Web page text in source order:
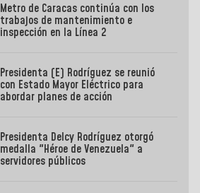
Metro de Caracas continúa con los
trabajos de mantenimiento e
inspección en la Línea 2
Presidenta (E) Rodríguez se reunió
con Estado Mayor Eléctrico para
abordar planes de acción
Presidenta Delcy Rodríguez otorgó
medalla "Héroe de Venezuela" a
servidores públicos